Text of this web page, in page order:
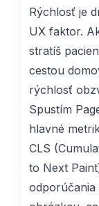
Rýchlosť je
UX faktor.
stratíš
cestou
rýchlosť
Spustím
hlavné
CLS
to Next